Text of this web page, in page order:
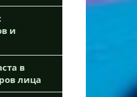
и
в
лица